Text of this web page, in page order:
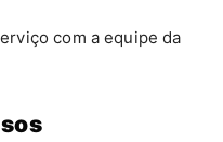
com a equipe da